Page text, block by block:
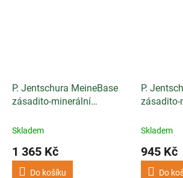
P. Jentschura MeineBase
zásadito-minerální
Skladem
1 365 Kč
Do košíku
P.
zásadito-
Skladem
945 Kč
Do